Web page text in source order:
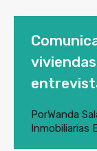
PorWanda
Inmobiliarias